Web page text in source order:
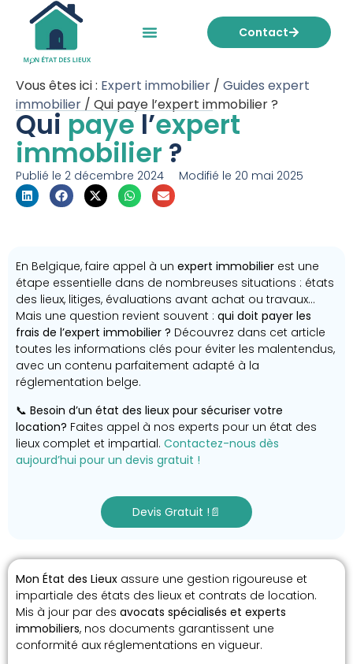
Contact
Vous êtes ici : Expert immobilier / Guides expert
immobilier / Qui paye l’expert immobilier ?
Qui payel’expert
immobilier ?
Publié le 2 décembre 2024 Modifié le 20 mai 2025
En Belgique, faire appel à un expert immobilier est une
étape essentielle dans de nombreuses situations : états
des lieux, litiges, évaluations avant achat ou travaux…
Mais une question revient souvent : qui doit payer les
frais de l’expert immobilier ? Découvrez dans cet article
toutes les informations clés pour éviter les malentendus,
avec un contenu parfaitement adapté à la
réglementation belge.
📞 Besoin d’un état des lieux pour sécuriser votre
location? Faites appel à nos experts pour un état des
lieux complet et impartial. Contactez-nous dès
aujourd’hui pour un devis gratuit !
Devis Gratuit !📄
Mon État des Lieux assure une gestion rigoureuse et
impartiale des états des lieux et contrats de location.
Mis à jour par des avocats spécialisés et experts
immobiliers, nos documents garantissent une
conformité aux réglementations en vigueur.